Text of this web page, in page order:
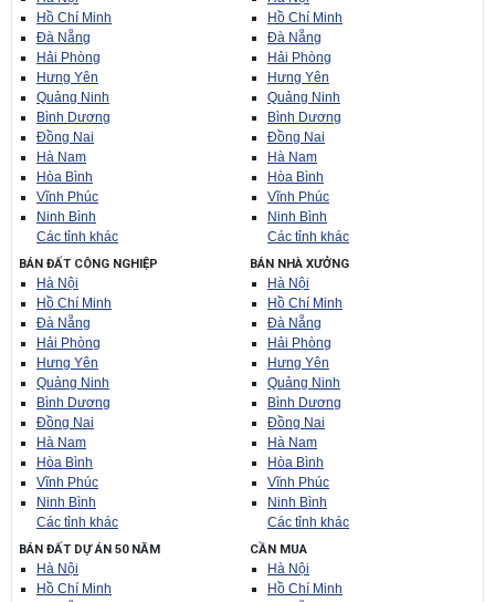
Hồ Chí Minh
Đà Nẵng
Hải Phòng
Hưng Yên
Quảng Ninh
Bình Dương
Đồng Nai
Hà Nam
Hòa Bình
Vĩnh Phúc
Ninh Bình
Các tỉnh khác
Hồ Chí Minh
Đà Nẵng
Hải Phòng
Hưng Yên
Quảng Ninh
Bình Dương
Đồng Nai
Hà Nam
Hòa Bình
Vĩnh Phúc
Ninh Bình
Các tỉnh khác
BÁN ĐẤT CÔNG NGHIỆP
Hà Nội
Hồ Chí Minh
Đà Nẵng
Hải Phòng
Hưng Yên
Quảng Ninh
Bình Dương
Đồng Nai
Hà Nam
Hòa Bình
Vĩnh Phúc
Ninh Bình
Các tỉnh khác
BÁN NHÀ XƯỞNG
Hà Nội
Hồ Chí Minh
Đà Nẵng
Hải Phòng
Hưng Yên
Quảng Ninh
Bình Dương
Đồng Nai
Hà Nam
Hòa Bình
Vĩnh Phúc
Ninh Bình
Các tỉnh khác
BÁN ĐẤT DỰ ÁN 50 NĂM
Hà Nội
Hồ Chí Minh
CẦN MUA
Hà Nội
Hồ Chí Minh